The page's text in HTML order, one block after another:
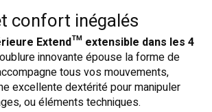
confort inégalés
Extend™ extensible dans les 4
innovante épouse la forme de
tous vos mouvements,
excellente dextérité pour manipuler
ou éléments techniques.